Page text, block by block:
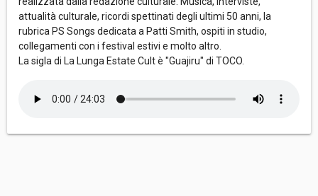
attualità culturale, ricordi spettinati degli ultimi 50 anni, la
rubrica PS Songs dedicata a Patti Smith, ospiti in studio,
collegamenti con i festival estivi e molto altro.
La sigla di La Lunga Estate Cult è "Guajiru" di TOCO.